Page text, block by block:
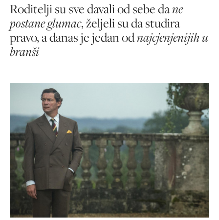
Roditelji su sve davali od sebe dane
postane glumac, željeli su da studira
pravo, a danas je jedan odnajcjenjenijih u
branši